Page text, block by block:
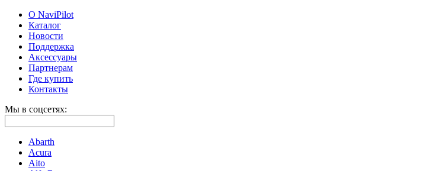
О NaviPilot
Каталог
Новости
Поддержка
Аксессуары
Партнерам
Где купить
Контакты
Мы в соцсетях:
Abarth
Acura
Aito